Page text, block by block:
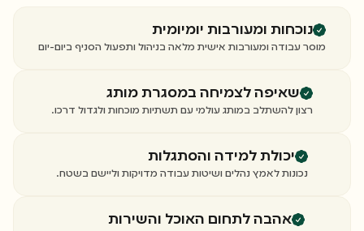
נוכחות ומעורבות יומיומית
מוסר עבודה ומעורבות אישית מלאה בניהול ותפעול הסניף ביום-יום
שאיפה לצמיחה במסגרת מותג
רצון להשתלב במותג עולמי עם תשתיות מוכחות ולגדול דרכו.
יכולת למידה והסתגלות
נכונות לאמץ נהלים ושיטות עבודה מדויקות וליישם בשטח.
אהבה לתחום האוכל והשירות